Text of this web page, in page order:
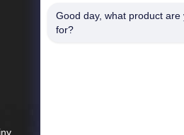
Szybkie
Good day, what product are
for?